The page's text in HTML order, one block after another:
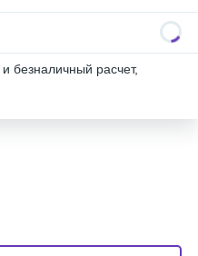
безналичный расчет,